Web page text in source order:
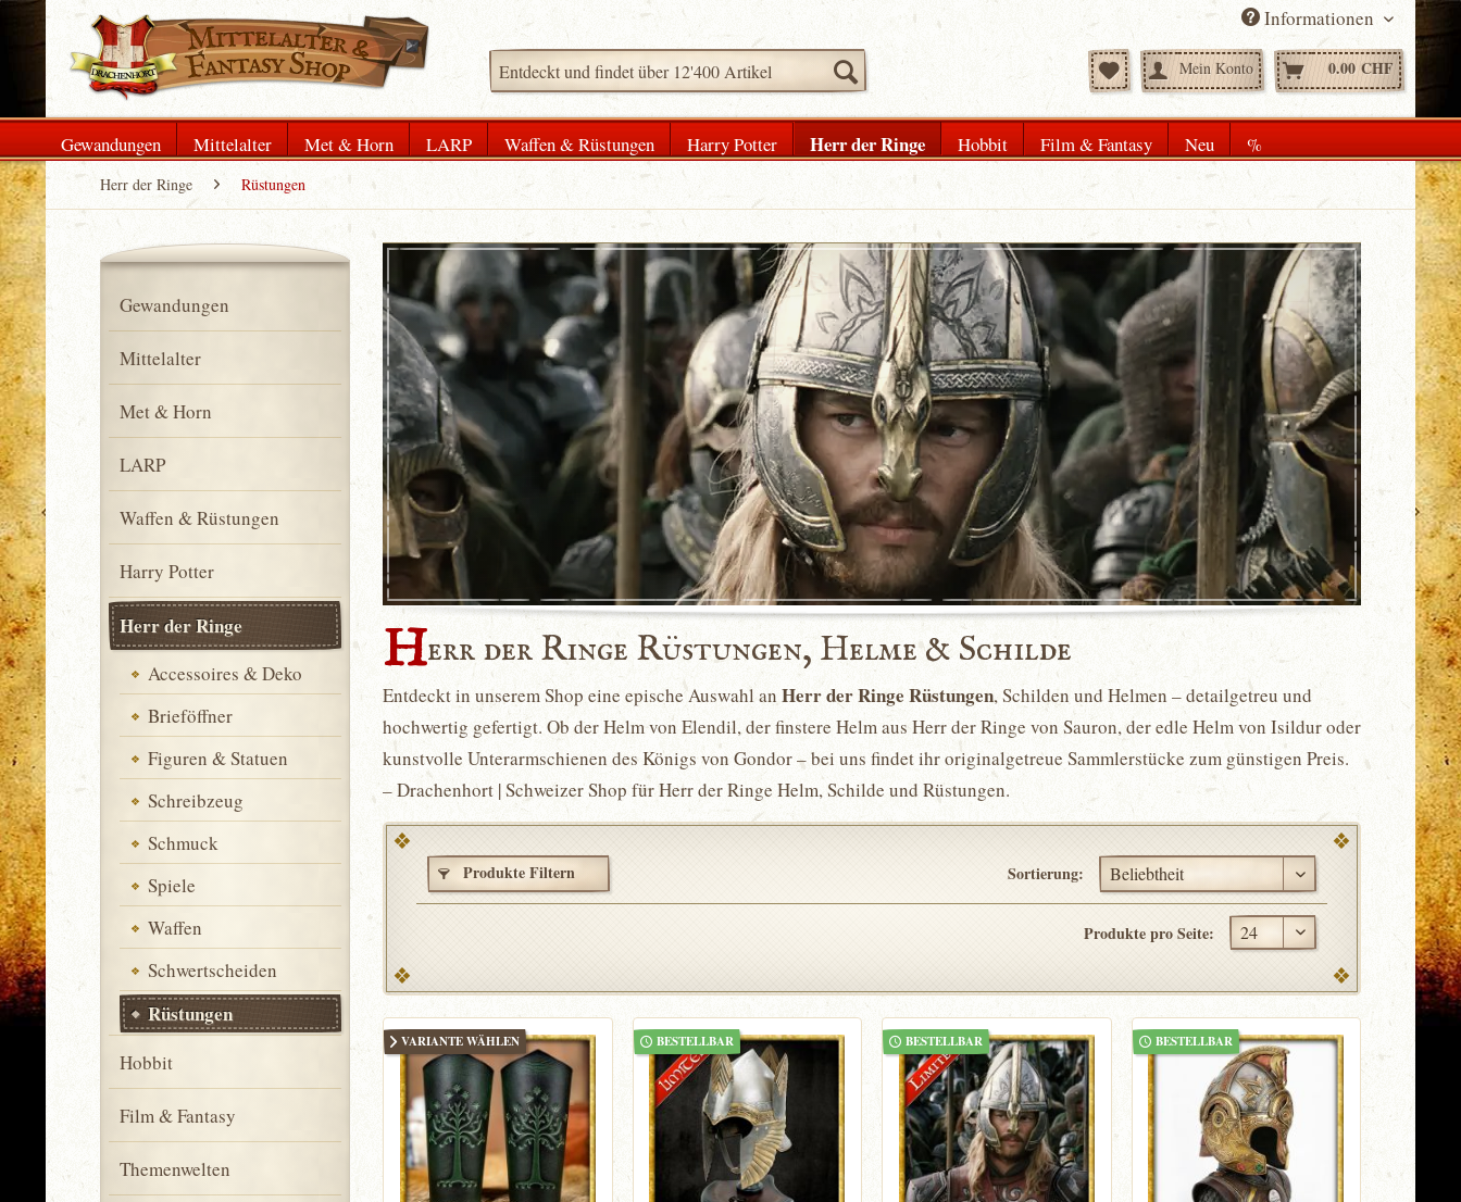
Informationen
Mein Konto 0.00 CHF
Gewandungen Mittelalter Met & Horn LARP Waffen & Rüstungen Harry Potter Herr der Ringe Hobbit Film & Fantasy Neu %
Herr der Ringe Rüstungen
Gewandungen
Mittelalter
Met & Horn
LARP
Waffen & Rüstungen
Harry Potter
Herr der Ringe
Accessoires & Deko
Brieföffner
Figuren & Statuen
Schreibzeug
Schmuck
Spiele
Waffen
Schwertscheiden
Rüstungen
Hobbit
Film & Fantasy
Themenwelten
Herr der Ringe Rüstungen, Helme & Schilde
Entdeckt in unserem Shop eine epische Auswahl an Herr der Ringe Rüstungen, Schilden und Helmen – detailgetreu und
hochwertig gefertigt. Ob der Helm von Elendil, der finstere Helm aus Herr der Ringe von Sauron, der edle Helm von Isildur oder
kunstvolle Unterarmschienen des Königs von Gondor – bei uns findet ihr originalgetreue Sammlerstücke zum günstigen Preis.
– Drachenhort | Schweizer Shop für Herr der Ringe Helm, Schilde und Rüstungen.
Produkte Filtern Sortierung:
Produkte pro Seite:
VARIANTE WÄHLEN BESTELLBAR BESTELLBAR BESTELLBAR